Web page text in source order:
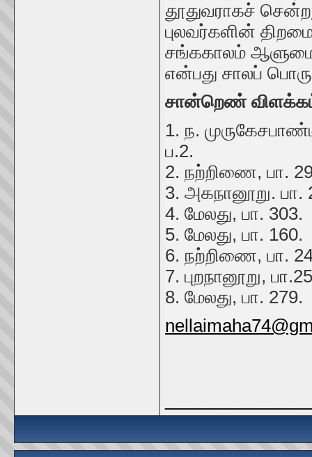
தூதுவராகச்
புலவர்களின்
சங்ககாலம்
என்பது சாலப்
சான்றெண்
1. ந.
ப.2.
2. நற்றிணை, பா.
3. அகநானூறு. பா.
4. மேலது, பா. 303.
5. மேலது, பா. 160.
6. நற்றிணை, பா.
7. புறநானூறு,
8. மேலது, பா.